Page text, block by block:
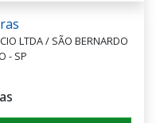
LTDA / SÃO BERNARDO
- SP